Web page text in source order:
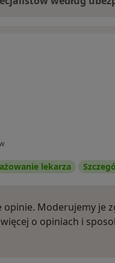
lekarza
opinie. Moderujemy je
o opiniach i